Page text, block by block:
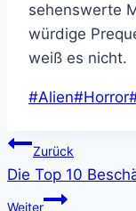
sehenswerte
würdige
weiß es nicht.
Schlagworte:
#Alien#Horror
Zurück
Die Top 10
Weiter